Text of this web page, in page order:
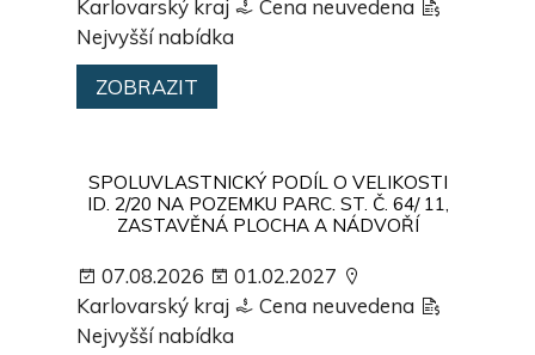
Karlovarský kraj
Cena neuvedena
Nejvyšší nabídka
ZOBRAZIT
SPOLUVLASTNICKÝ PODÍL O VELIKOSTI
ID. 2/20 NA POZEMKU PARC. ST. Č. 64/ 11,
ZASTAVĚNÁ PLOCHA A NÁDVOŘÍ
07.08.2026
01.02.2027
Karlovarský kraj
Cena neuvedena
Nejvyšší nabídka